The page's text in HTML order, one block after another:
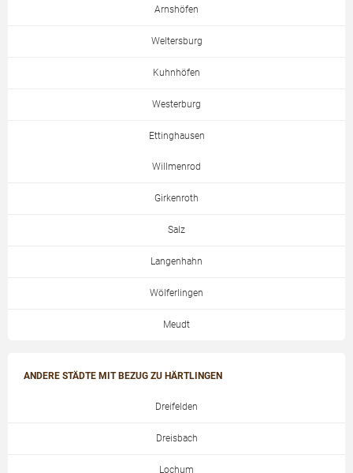
Arnshöfen
Weltersburg
Kuhnhöfen
Westerburg
Ettinghausen
Willmenrod
Girkenroth
Salz
Langenhahn
Wölferlingen
Meudt
ANDERE STÄDTE MIT BEZUG ZU HÄRTLINGEN
Dreifelden
Dreisbach
Lochum